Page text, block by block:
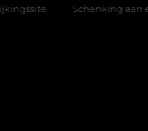
Schenking aan een